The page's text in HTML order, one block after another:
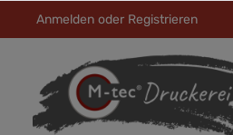
Anmelden oder Registrieren